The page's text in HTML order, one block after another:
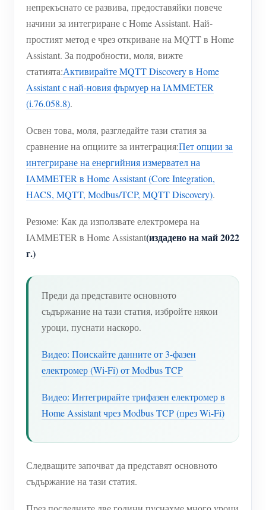
WiFi контролер за захранване
IAMMETER Cloud Pro
Услуга за самостоятелно хостване
EV зарядно устройство
IAMMETER Симулатор
Приложения
Енергиен монитор на слънчева фотоволтаична
Монитор за потребление на електроенергия
Домашна автоматизация
Фабричен енергиен мониторинг
Магазин
Ресурси
Бърз старт на продукта
Новини
Блогове
Общност
Програма за награди
Контакт
За нас
непрекъснато се развива, предоставяйки повече
начини за интегриране с Home Assistant. Най-
простият метод е чрез откриване на MQTT в Home
Assistant. За подробности, моля, вижте
статията:Активирайте MQTT Discovery в Home
Assistant с най-новия фърмуер на IAMMETER
(i.76.058.8).
Освен това, моля, разгледайте тази статия за
сравнение на опциите за интеграция:Пет опции за
интегриране на енергийния измервател на
IAMMETER в Home Assistant (Core Integration,
HACS, MQTT, Modbus/TCP, MQTT Discovery).
Резюме: Как да използвате електромера на
IAMMETER в Home Assistant(издадено на май 2022
г.)
Преди да представите основното
съдържание на тази статия, избройте някои
уроци, пуснати наскоро.
Видео: Поискайте данните от 3-фазен
електромер (Wi-Fi) от Modbus TCP
Видео: Интегрирайте трифазен електромер в
Home Assistant чрез Modbus TCP (през Wi-Fi)
Следващите започват да представят основното
съдържание на тази статия.